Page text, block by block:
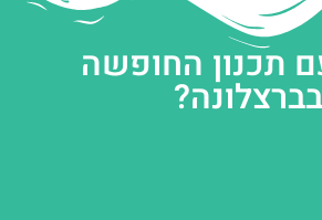
תכנון החופשה
בברצלונה?